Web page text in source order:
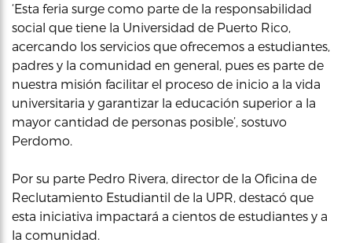
‘Esta feria surge como parte de la responsabilidad
social que tiene la Universidad de Puerto Rico,
acercando los servicios que ofrecemos a estudiantes,
padres y la comunidad en general, pues es parte de
nuestra misión facilitar el proceso de inicio a la vida
universitaria y garantizar la educación superior a la
mayor cantidad de personas posible’, sostuvo
Perdomo.
Por su parte Pedro Rivera, director de la Oficina de
Reclutamiento Estudiantil de la UPR, destacó que
esta iniciativa impactará a cientos de estudiantes y a
la comunidad.